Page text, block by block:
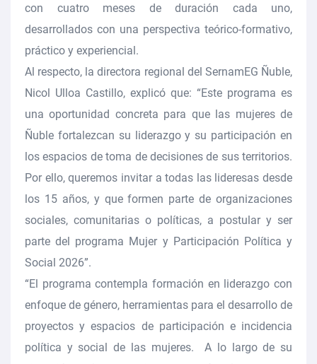
con cuatro meses de duración cada uno,
desarrollados con una perspectiva teórico-formativo,
práctico y experiencial.
Al respecto, ladirectora regional del SernamEG Ñuble,
Nicol Ulloa Castillo, explicó que: “Este programa es
una oportunidad concreta para que las mujeres de
Ñuble fortalezcan su liderazgo y su participación en
los espacios de toma de decisionesde sus territorios.
Por ello, queremos invitar a todas las lideresas desde
los 15 años, y que formen parte de organizaciones
sociales, comunitarias o políticas, a postular y ser
parte del programa Mujer y Participación Política y
Social 2026”.
“El programa contempla formación en liderazgo con
enfoque de género, herramientas para el desarrollo de
proyectos y espacios de participación e incidencia
política y social de las mujeres. A lo largo de su